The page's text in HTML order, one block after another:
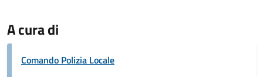
A cura di
Comando Polizia Locale